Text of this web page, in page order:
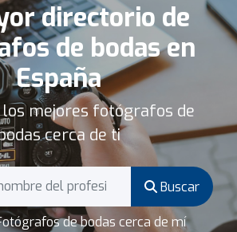
directorio de
de bodas en
España
mejores fotógrafos de
cerca de ti
Buscar
de bodas cerca de mí